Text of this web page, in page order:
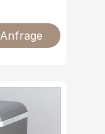
Anfrage